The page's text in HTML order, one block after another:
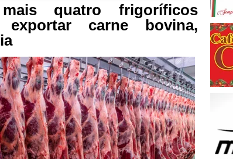
quatro frigoríficos
exportar carne bovina,